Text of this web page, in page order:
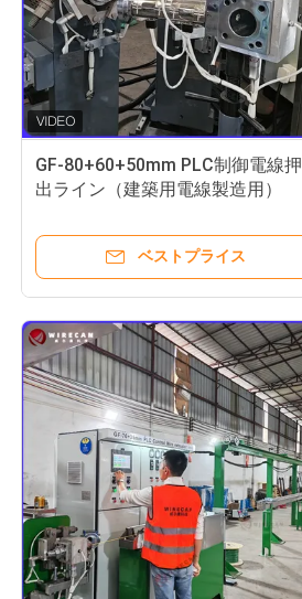
GF-80+60+50mm PLC制御電線押
出ライン（建築用電線製造用）
ベストプライス